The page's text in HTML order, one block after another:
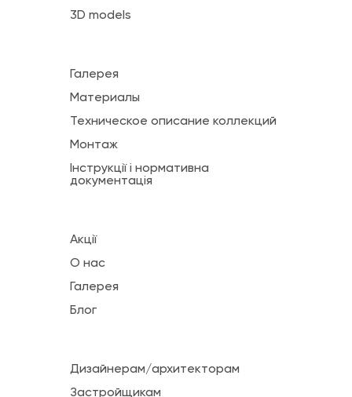
3D models
Галерея
Материалы
Техническое описание коллекций
Монтаж
Інструкції і нормативна
документація
Акції
О нас
Галерея
Блог
Дизайнерам/архитекторам
Застройщикам